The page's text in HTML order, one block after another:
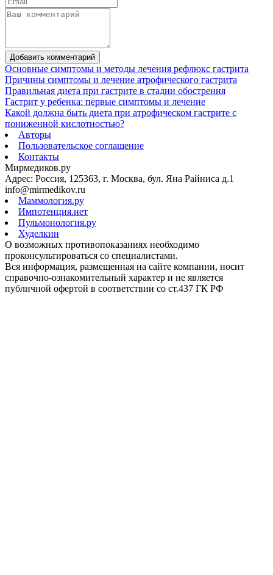
Добавить комментарий
Основные симптомы и методы лечения рефлюкс гастрита
Причины симптомы и лечение атрофического гастрита
Правильная диета при гастрите в стадии обострения
Гастрит у ребенка: первые симптомы и лечение
Какой должна быть диета при атрофическом гастрите с
пониженной кислотностью?
Авторы
Пользовательское соглашение
Контакты
Мирмедиков.ру
Адрес: Россия, 125363, г. Москва, бул. Яна Райниса д.1
info@mirmedikov.ru
Маммология.ру
Импотенция.нет
Пульмонология.ру
Худелкин
О возможных противопоказаниях необходимо
проконсультироваться со специалистами.
Вся информация, размещенная на сайте компании, носит
справочно-ознакомительный характер и не является
публичной офертой в соответствии со ст.437 ГК РФ